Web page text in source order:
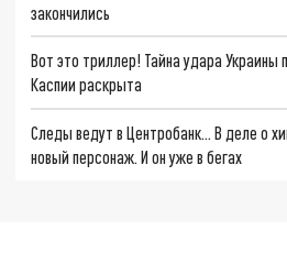
закончились
Вот это триллер! Тайна удара Украины
Каспии раскрыта
Следы ведут в Центробанк… В деле о
новый персонаж. И он уже в бегах